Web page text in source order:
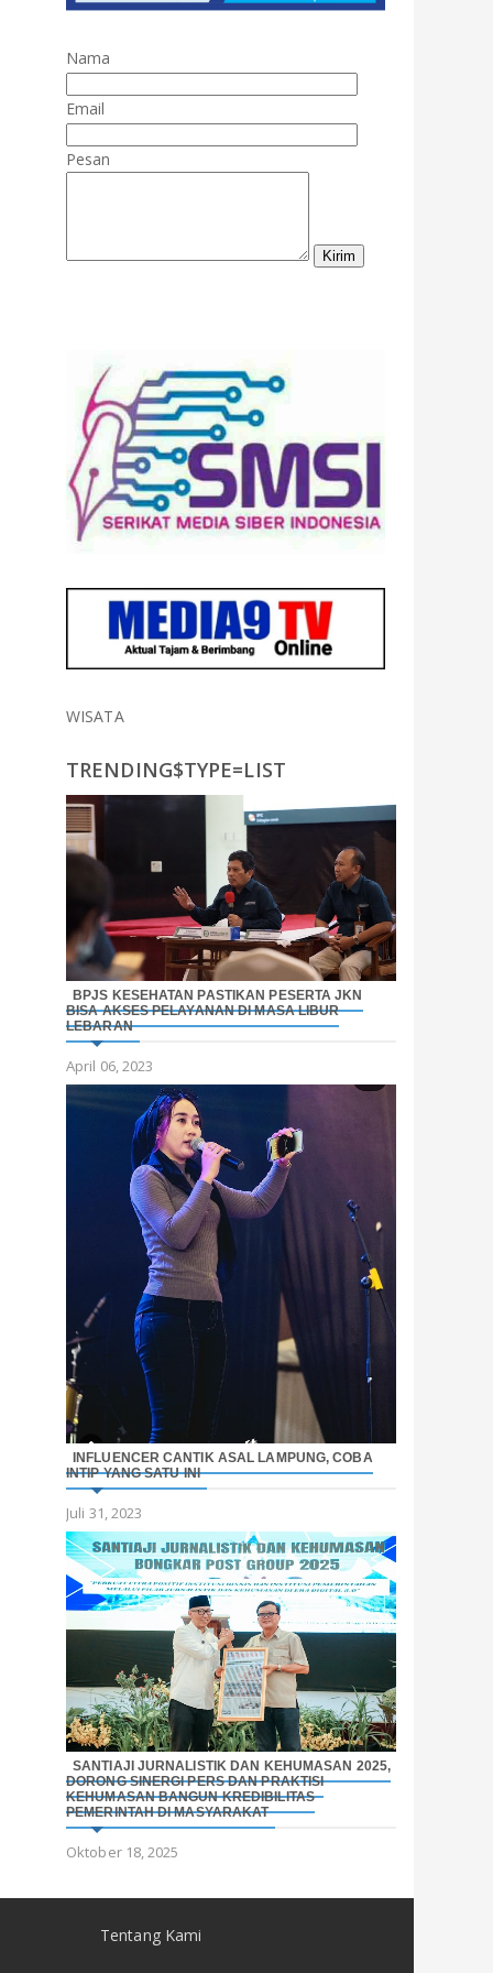
Nama
Email
Pesan
WISATA
TRENDING$TYPE=LIST
BPJS KESEHATAN PASTIKAN PESERTA JKN
BISA AKSES PELAYANAN DI MASA LIBUR
LEBARAN
April 06, 2023
INFLUENCER CANTIK ASAL LAMPUNG, COBA
INTIP YANG SATU INI
Juli 31, 2023
SANTIAJI JURNALISTIK DAN KEHUMASAN 2025,
DORONG SINERGI PERS DAN PRAKTISI
KEHUMASAN BANGUN KREDIBILITAS
PEMERINTAH DI MASYARAKAT
Oktober 18, 2025
Tentang Kami